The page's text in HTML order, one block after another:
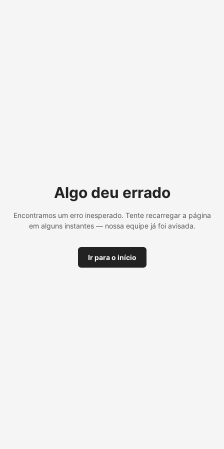
Algo deu errado
Encontramos um erro inesperado. Tente recarregar a página
em alguns instantes — nossa equipe já foi avisada.
Ir para o início